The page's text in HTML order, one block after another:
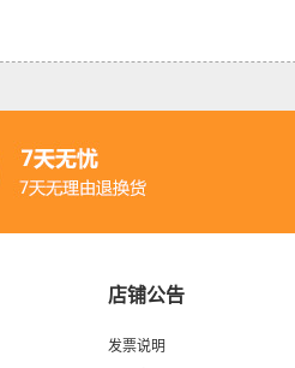
店铺公告
发票说明